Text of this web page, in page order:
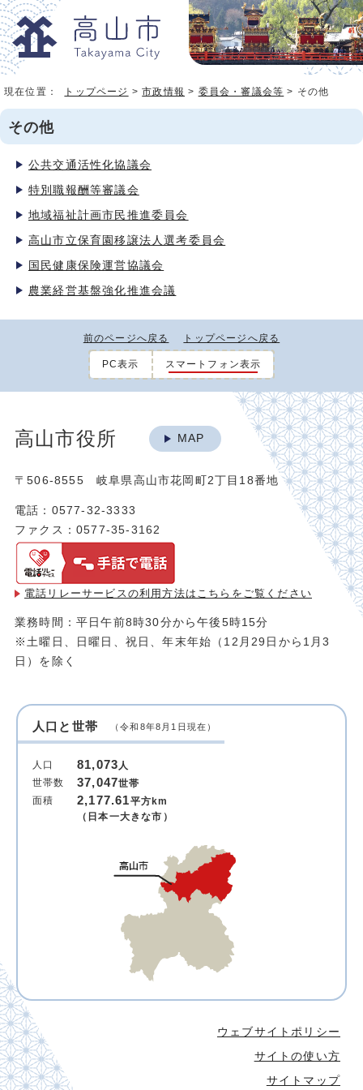
現在位置： トップページ >市政情報 > 委員会・審議会等 > その他
その他
公共交通活性化協議会
特別職報酬等審議会
地域福祉計画市民推進委員会
高山市立保育園移譲法人選考委員会
国民健康保険運営協議会
農業経営基盤強化推進会議
前のページへ戻る トップページへ戻る
PC表示 スマートフォン表示
高山市役所 MAP
〒506-8555 岐阜県高山市花岡町2丁目18番地
電話：0577-32-3333
ファクス：0577-35-3162
電話リレーサービスの利用方法は こちらをご覧ください
業務時間：平日午前8時30分から午後5時15分
※土曜日、日曜日、祝日、年末年始（12月29日から1月3
日）を除く
人口と世帯 （令和8年8月1日現在）
人口 81,073人
世帯数
37,047世帯
面積
2,177.61平方km
（日本一大きな市）
ウェブサイトポリシー
サイトの使い方
サイトマップ